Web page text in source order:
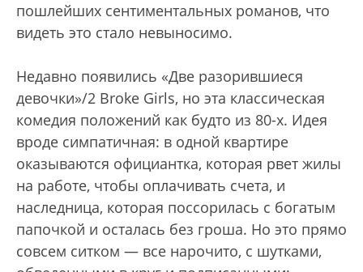
пошлейших сентиментальных романов, что
видеть это стало невыносимо.
Недавно появились «Две разорившиеся
девочки»/2 Broke Girls, но эта классическая
комедия положений как будто из 80-х. Идея
вроде симпатичная: в одной квартире
оказываются официантка, которая рвет жилы
на работе, чтобы оплачивать счета, и
наследница, которая поссорилась с богатым
папочкой и осталась без гроша. Но это прямо
совсем ситком — все нарочито, с шутками,